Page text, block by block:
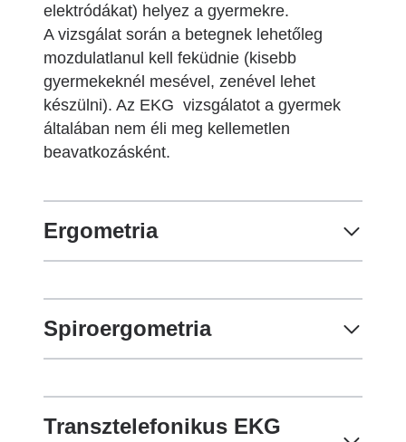
elektródákat) helyez a gyermekre.
A vizsgálat során a betegnek lehetőleg
mozdulatlanul kell feküdnie (kisebb
gyermekeknél mesével, zenével lehet
készülni). Az EKG vizsgálatot a gyermek
általában nem éli meg kellemetlen
beavatkozásként.
Ergometria
Spiroergometria
Transztelefonikus EKG